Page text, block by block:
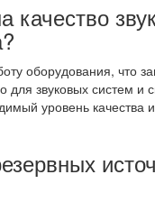
качество
оборудования, что
звуковых систем и
уровень